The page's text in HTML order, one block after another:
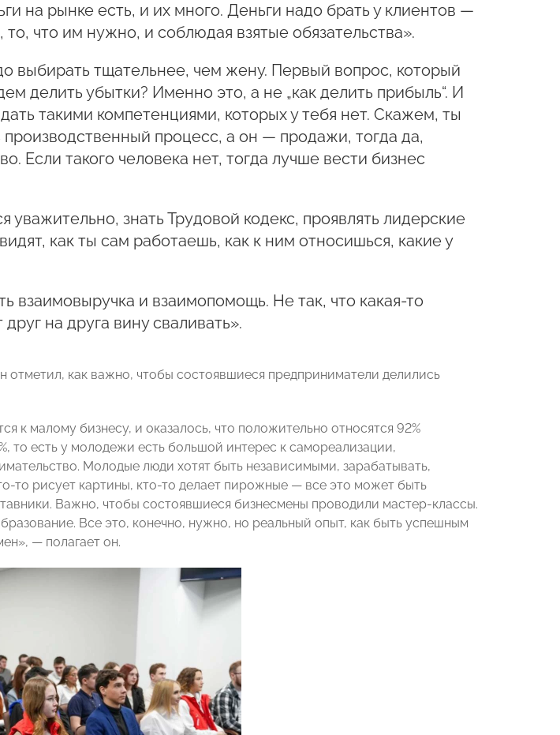
на рынке есть, и их много. Деньги надо брать у клиентов —
то, что им нужно, и соблюдая взятые обязательства».
выбирать тщательнее, чем жену. Первый вопрос, который
делить убытки? Именно это, а не „как делить прибыль“. И
такими компетенциями, которых у тебя нет. Скажем, ты
процесс, а он — продажи, тогда да,
Если такого человека нет, тогда лучше вести бизнес
уважительно, знать Трудовой кодекс, проявлять лидерские
как ты сам работаешь, как к ним относишься, какие у
взаимовыручка и взаимопомощь. Не так, что какая-то
на друга вину сваливать».
отметил, как важно, чтобы состоявшиеся предприниматели делились
к малому бизнесу, и оказалось, что положительно относятся 92%
то есть у молодежи есть большой интерес к самореализации,
Молодые люди хотят быть независимыми, зарабатывать,
то рисует картины, кто-то делает пирожные — все это может быть
Важно, чтобы состоявшиеся бизнесмены проводили мастер-классы.
Все это, конечно, нужно, но реальный опыт, как быть успешным
— полагает он.